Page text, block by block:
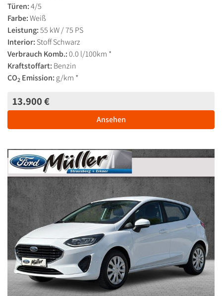
Türen:4/5
Farbe:Weiß
Leistung:55 kW / 75 PS
Interior: Stoff Schwarz
Verbrauch Komb.:0.0 l/100km *
Kraftstoffart: Benzin
CO2 Emission: g/km *
13.900 €
Ansehen